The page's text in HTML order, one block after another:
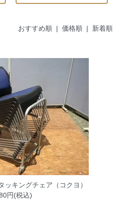
おすすめ順 | 価格順 | 新着順
キングチェア（コクヨ）
円(税込)